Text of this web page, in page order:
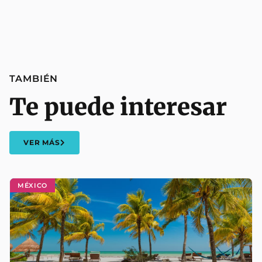
MÉXICO
TAMBIÉN
Te puede interesar
VER MÁS